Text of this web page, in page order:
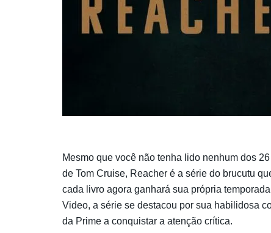
Mesmo que você não tenha lido nenhum dos
de Tom Cruise, Reacher é a série do brucutu
cada livro agora ganhará sua própria
Video, a série se destacou por sua habilidosa
da Prime a conquistar a atenção crítica.